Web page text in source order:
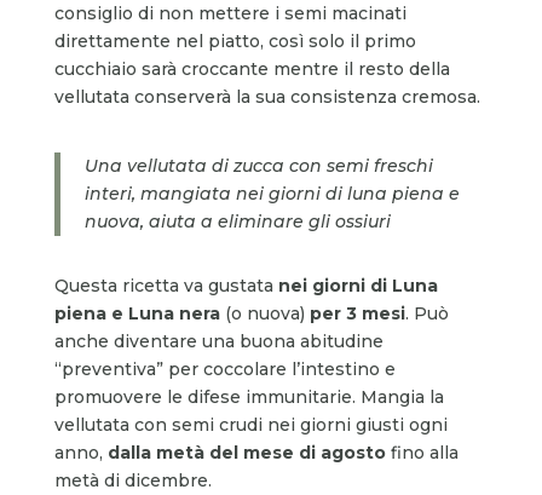
consiglio di non mettere i semi macinati
direttamente nel piatto, così solo il primo
cucchiaio sarà croccante mentre il resto della
vellutata conserverà la sua consistenza cremosa.
Una vellutata di zucca con semi freschi
interi, mangiata nei giorni di luna piena e
nuova, aiuta a eliminare gli ossiuri
Questa ricetta va gustata nei giorni di Luna
piena e Luna nera(o nuova) per 3 mesi. Può
anche diventare una buona abitudine
“preventiva” per coccolare l’intestino e
promuovere le difese immunitarie. Mangia la
vellutata con semi crudi nei giorni giusti ogni
anno, dalla metà del mese di agostofino alla
metà di dicembre.